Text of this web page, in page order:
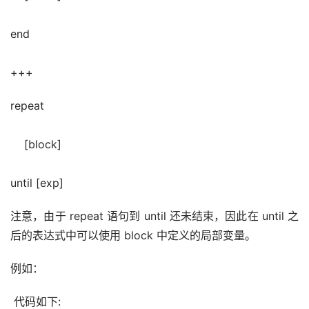
end
+++
repeat
[block]
until [exp]
注意，由于 repeat 语句到 until 还未结束，因此在 until 之
后的表达式中可以使用 block 中定义的局部变量。
例如：
代码如下: